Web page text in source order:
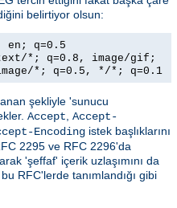
belirtiyor olsun:
en; q=0.5
*; q=0.8, image/gif;
*; q=0.5, */*; q=0.1
şekliyle 'sunucu
Accept Accept-
Encoding istek başlıklarını
2295 ve RFC 2296'da
'şeffaf' içerik uzlaşımını da
RFC'lerde tanımlandığı gibi